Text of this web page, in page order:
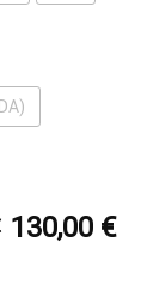
130,00 €